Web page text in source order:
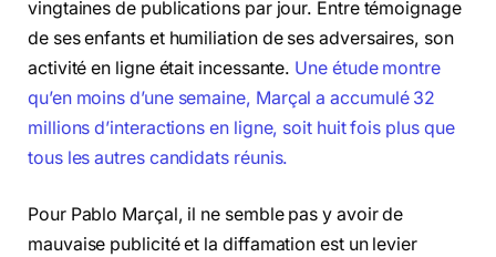
vingtaines de publications par jour. Entre témoignage
de ses enfants et humiliation de ses adversaires, son
activité en ligne était incessante. Une étude montre
qu’en moins d’une semaine, Marçal a accumulé 32
millions d’interactions en ligne, soit huit fois plus que
tous les autres candidats réunis.
Pour Pablo Marçal, il ne semble pas y avoir de
mauvaise publicité et la diffamation est un levier